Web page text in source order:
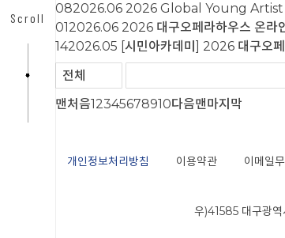
Scroll
082026.06 2026 Global Young
012026.06 2026 대구오페라하우스 온라
142026.05 [시민아카데미] 2026 대구오
맨처음12345678910다음맨마지막
개인정보처리방침 이용약관 이메일
우)41585 대구광